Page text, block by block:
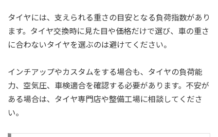
タイヤには、支えられる重さの目安となる負荷指数があり
ます。タイヤ交換時に見た目や価格だけで選び、車の重さ
に合わないタイヤを選ぶのは避けてください。
インチアップやカスタムをする場合も、タイヤの負荷能
力、空気圧、車検適合を確認する必要があります。不安が
ある場合は、タイヤ専門店や整備工場に相談してくださ
い。